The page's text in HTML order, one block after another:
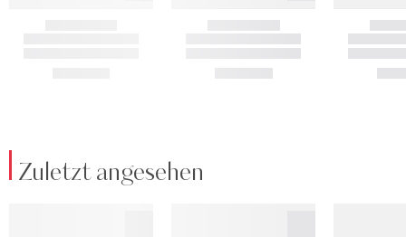
Zuletzt angesehen